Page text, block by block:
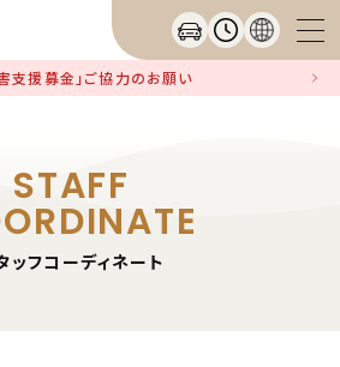
支援募金」ご協力のお願い
STAFF
ッフコーディネート